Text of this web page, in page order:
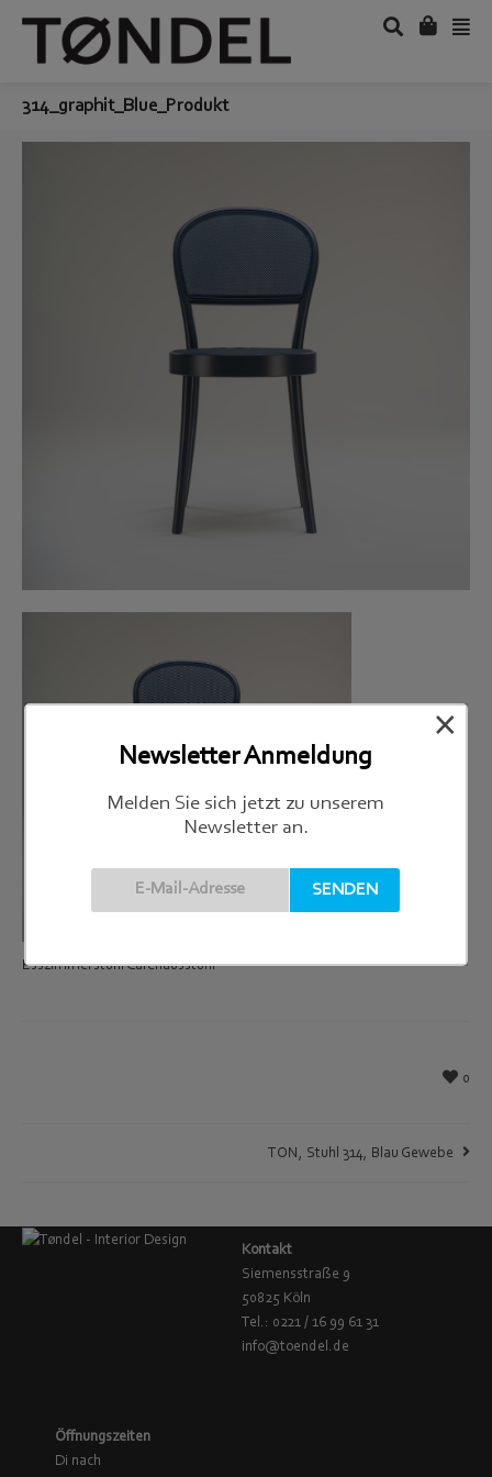
314_graphit_Blue_Produkt
Esszimmerstuhl Cafehausstuhl
0
TON, Stuhl 314, Blau Gewebe
Kontakt
Siemensstraße 9
50825 Köln
Tel.: 0221 / 16 99 61 31
info@toendel.de
Öffnungszeiten
Di nach
Newsletter Anmeldung
Melden Sie sich jetzt zu unserem
Newsletter an.
×